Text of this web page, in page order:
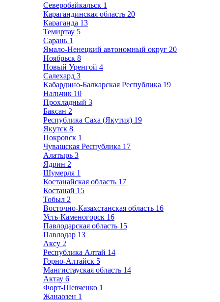
Северобайкальск 1
Карагандинская область 20
Караганда 13
Темиртау 5
Сарань 1
Ямало-Ненецкий автономный округ 20
Ноябрьск 8
Новый Уренгой 4
Салехард 3
Кабардино-Балкарская Республика 19
Нальчик 10
Прохладный 3
Баксан 2
Республика Саха (Якутия) 19
Якутск 8
Покровск 1
Чувашская Республика 17
Алатырь 3
Ядрин 2
Шумерля 1
Костанайская область 17
Костанай 15
Тобыл 2
Восточно-Казахстанская область 16
Усть-Каменогорск 16
Павлодарская область 15
Павлодар 13
Аксу 2
Республика Алтай 14
Горно-Алтайск 5
Мангистауская область 14
Актау 6
Форт-Шевченко 1
Жанаозен 1